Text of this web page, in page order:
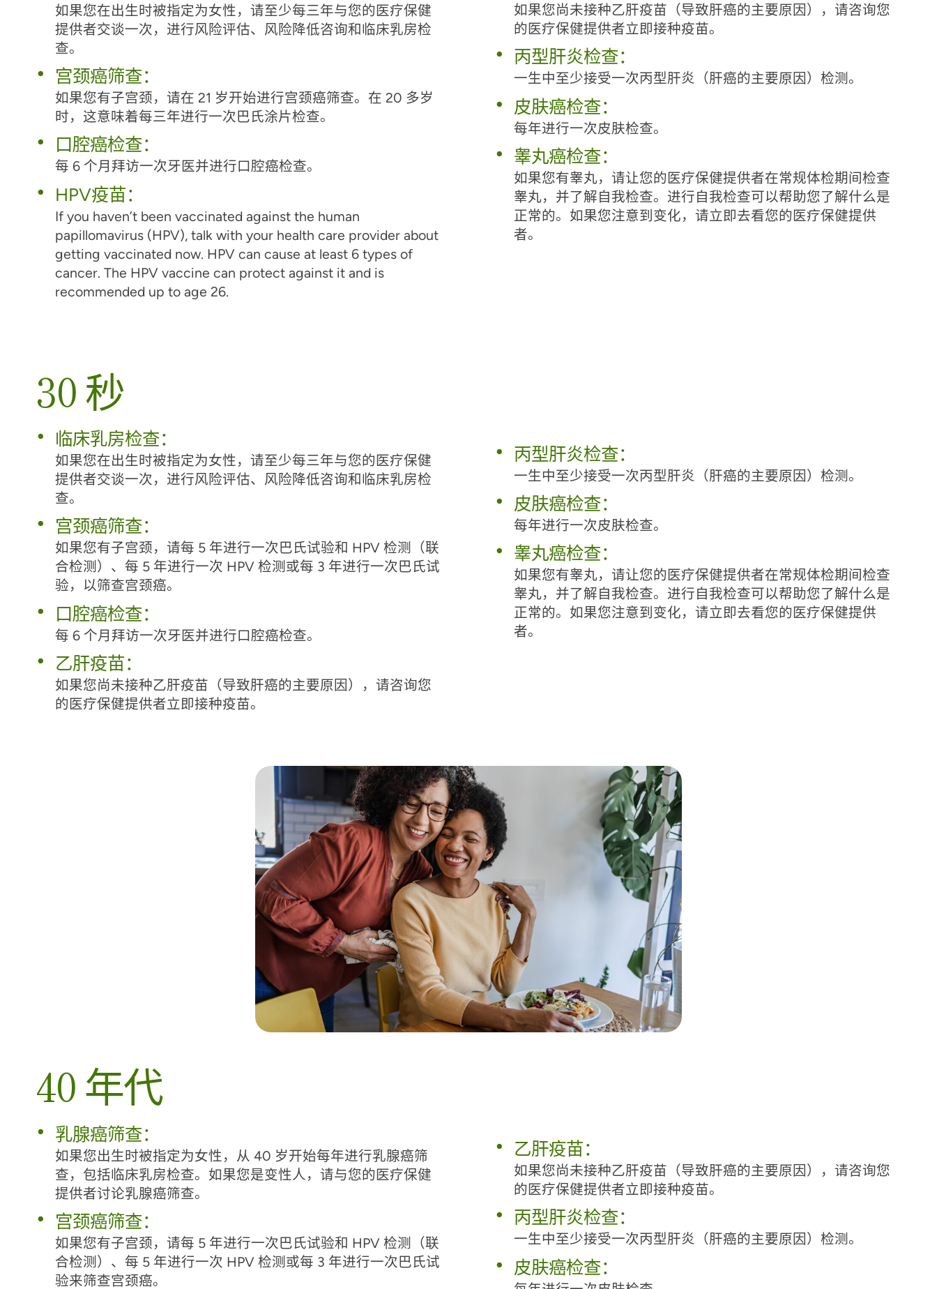
如果您在出生时被指定为女性，请至少每三年与您的医疗保健
提供者交谈一次，进行风险评估、风险降低咨询和临床乳房检
查。
宫颈癌筛查：
如果您有子宫颈，请在 21 岁开始进行宫颈癌筛查。在 20 多岁
时，这意味着每三年进行一次巴氏涂片检查。
口腔癌检查：
每 6 个月拜访一次牙医并进行口腔癌检查。
HPV疫苗：
If you haven’t been vaccinated against the human
papillomavirus (HPV), talk with your health care provider about
getting vaccinated now. HPV can cause at least 6 types of
cancer. The HPV vaccine can protect against it and is
recommended up to age 26.
如果您尚未接种乙肝疫苗（导致肝癌的主要原因），请咨询您
的医疗保健提供者立即接种疫苗。
丙型肝炎检查：
一生中至少接受一次丙型肝炎（肝癌的主要原因）检测。
皮肤癌检查：
每年进行一次皮肤检查。
睾丸癌检查：
如果您有睾丸，请让您的医疗保健提供者在常规体检期间检查
睾丸，并了解自我检查。进行自我检查可以帮助您了解什么是
正常的。如果您注意到变化，请立即去看您的医疗保健提供
者。
30 秒
临床乳房检查：
如果您在出生时被指定为女性，请至少每三年与您的医疗保健
提供者交谈一次，进行风险评估、风险降低咨询和临床乳房检
查。
宫颈癌筛查：
如果您有子宫颈，请每 5 年进行一次巴氏试验和 HPV 检测（联
合检测）、每 5 年进行一次 HPV 检测或每 3 年进行一次巴氏试
验，以筛查宫颈癌。
口腔癌检查：
每 6 个月拜访一次牙医并进行口腔癌检查。
乙肝疫苗：
如果您尚未接种乙肝疫苗（导致肝癌的主要原因），请咨询您
的医疗保健提供者立即接种疫苗。
丙型肝炎检查：
一生中至少接受一次丙型肝炎（肝癌的主要原因）检测。
皮肤癌检查：
每年进行一次皮肤检查。
睾丸癌检查：
如果您有睾丸，请让您的医疗保健提供者在常规体检期间检查
睾丸，并了解自我检查。进行自我检查可以帮助您了解什么是
正常的。如果您注意到变化，请立即去看您的医疗保健提供
者。
40 年代
乳腺癌筛查：
如果您出生时被指定为女性，从 40 岁开始每年进行乳腺癌筛
查，包括临床乳房检查。如果您是变性人，请与您的医疗保健
提供者讨论乳腺癌筛查。
宫颈癌筛查：
如果您有子宫颈，请每 5 年进行一次巴氏试验和 HPV 检测（联
合检测）、每 5 年进行一次 HPV 检测或每 3 年进行一次巴氏试
验来筛查宫颈癌。
乙肝疫苗：
如果您尚未接种乙肝疫苗（导致肝癌的主要原因），请咨询您
的医疗保健提供者立即接种疫苗。
丙型肝炎检查：
一生中至少接受一次丙型肝炎（肝癌的主要原因）检测。
皮肤癌检查：